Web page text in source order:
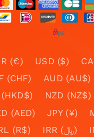
(€) USD ($)
(CHF)
AUD (AU$)
NZD (NZ$)
(AED)
JPY (¥)
(R$)
IRR (﷼)